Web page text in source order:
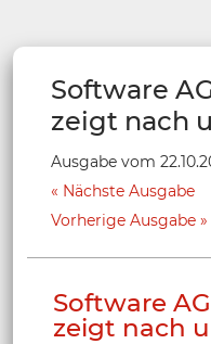
Software
zeigt nach
Ausgabe vom
Nächste Ausgabe
Vorherige Ausgabe
Software
zeigt nach